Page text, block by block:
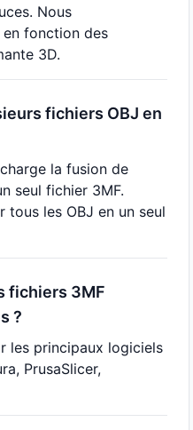
Nous
fonction des
3D.
fichiers OBJ en
la fusion de
seul fichier 3MF.
tous les OBJ en un seul
fichiers 3MF
?
les principaux logiciels
PrusaSlicer,